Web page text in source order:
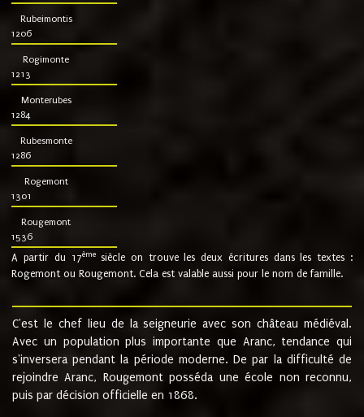
Rubeimontis
1206
Rogimonte
1213
Monterubes
1284
Rubesmonte
1286
Rogemont
1301
Rougemont
1536
A partir du 17ème siècle on trouve les deux écritures dans les textes :
Rogemont ou Rougemont. Cela est valable aussi pour le nom de famille.
C'est le chef lieu de la seigneurie avec son château médiéval.
Avec un population plus importante que Aranc, tendance qui
s'inversera pendant la période moderne. De par la difficulté de
rejoindre Aranc, Rougemont posséda une école non reconnu,
puis par décision officielle en 1868.